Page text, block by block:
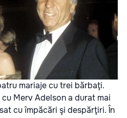
mariaje cu trei bărbaţi.
Merv Adelson a durat mai
cu împăcări şi despărţiri. În